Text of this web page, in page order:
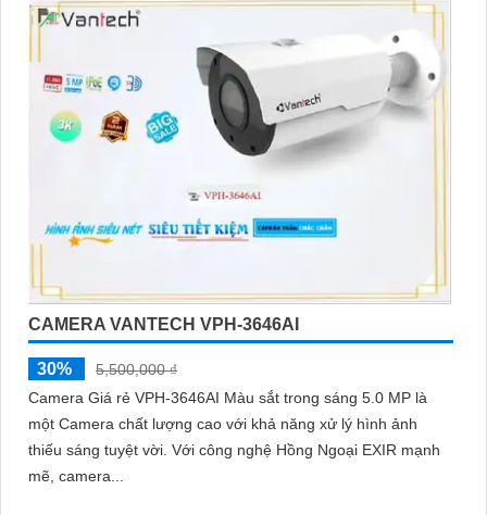
CAMERA VANTECH VPH-3646AI
30%
5,500,000 ₫
Camera Giá rẻ VPH-3646AI Màu sắt trong sáng 5.0 MP là
một Camera chất lượng cao với khả năng xử lý hình ảnh
thiếu sáng tuyệt vời. Với công nghệ Hồng Ngoại EXIR mạnh
mẽ, camera...